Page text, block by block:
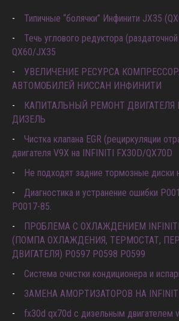
Типичные “болячки” Инфинити JX35
Течь углового редуктора
QX60/JX35
УВЕЛИЧЕНИЕ РЕСУРСА
АВТОМОБИЛЕЙ НИССАН ИНФИНИТИ
КАПИТАЛЬНЫЙ РЕМОНТ ДВИГАТЕЛЯ
ДИЗЕЛЬ
Чистка клапана EGR (рециркуляции
двигателя V9X на INFINITI FX30D/QX70D
Не подходят задние тормозные диски
Диагностика и устранение ошибки
P0017-85.
ПРОБЛЕМА С ОХЛАЖДЕНИЕМ INFINITI
(ПОМПА ОХЛАЖДЕНИЯ, ТЕРМОСТАТ,
ДВИГАТЕЛЯ) P0597 P0598 P0599
Система очистки кондиционера и
ЗАМЕНА АМОРТИЗАТОРОВ НА INFINITI
fx30d qx70d с дизельным двигателем